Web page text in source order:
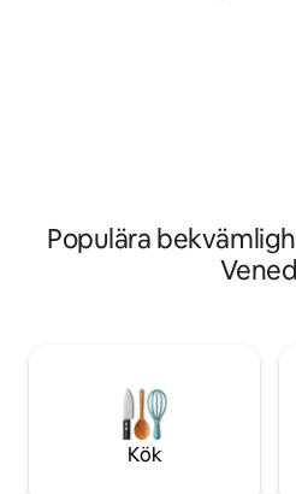
Populära
Kök